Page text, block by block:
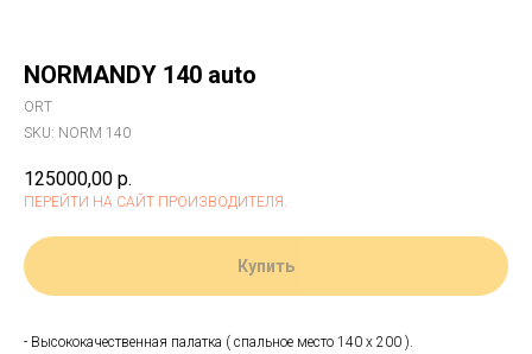
NORMANDY 140 auto
ORT
SKU: NORM 140
125000,00 р.
ПЕРЕЙТИ НА САЙТ ПРОИЗВОДИТЕЛЯ.
Купить
- Высококачественная палатка ( спальное место 140 х 200 ).